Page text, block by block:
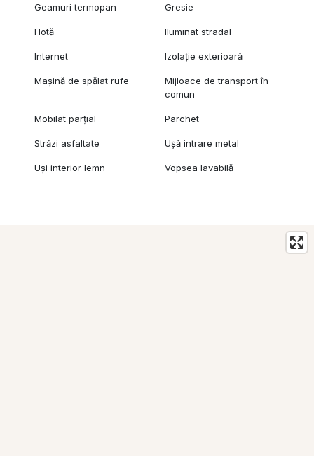
Geamuri termopan Gresie
Hotă Iluminat stradal
Internet Izolație exterioară
Mașină de spălat rufe
Mijloace de transport în
comun
Mobilat parțial Parchet
Străzi asfaltate Ușă intrare metal
Uși interior lemn Vopsea lavabilă